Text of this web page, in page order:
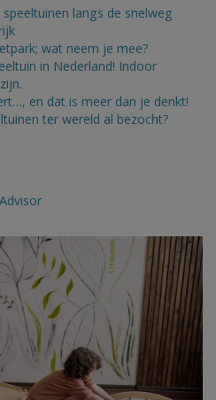
langs de snelweg
wat neem je mee?
in Nederland! Indoor
en dat is meer dan je denkt!
ter wereld al bezocht?